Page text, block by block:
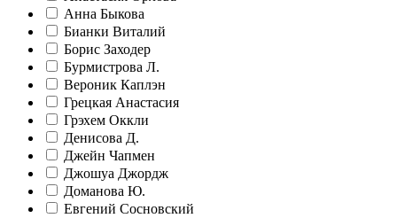
Анна Быкова
Бианки Виталий
Борис Заходер
Бурмистрова Л.
Вероник Каплэн
Грецкая Анастасия
Грэхем Оккли
Денисова Д.
Джейн Чапмен
Джошуа Джордж
Доманова Ю.
Евгений Сосновский